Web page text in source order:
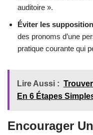
auditoire ».
Éviter les
des pronoms d’une
pratique courante qui
Lire Aussi :
En 6 Étapes
Encourager